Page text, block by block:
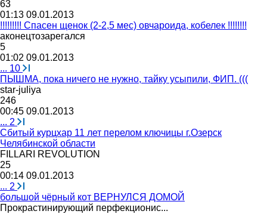
63
01:13 09.01.2013
!!!!!!!!! Спасен щенок (2-2,5 мес) овчароида, кобелек !!!!!!!!
аконецтозарегался
5
01:02 09.01.2013
... 10
ПЫШМА, пока ничего не нужно, тайку усыпили, ФИП. (((
star-juliya
246
00:45 09.01.2013
... 2
Сбитый курцхар 11 лет перелом ключицы г.Озерск
Челябинской области
FILLARI REVOLUTION
25
00:14 09.01.2013
... 2
большой чёрный кот ВЕРНУЛСЯ ДОМОЙ
Прокрастинирующий перфекционис...